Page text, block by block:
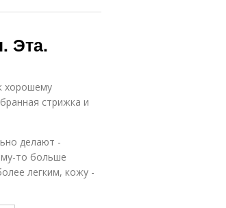
Эта.
хорошему
стрижка и
делают -
то больше
легким, кожу -